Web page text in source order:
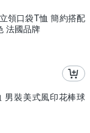
領口袋T恤 簡約搭配
法國品牌
男裝美式風印花棒球